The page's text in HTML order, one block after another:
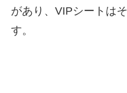
があり、VIPシートは
す。